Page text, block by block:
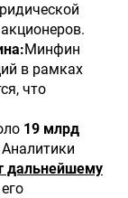
Минфин
в рамках
что
19 млрд
дальнейшему